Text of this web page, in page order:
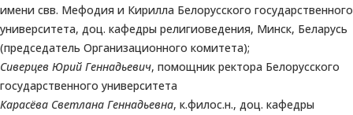
имени свв. Мефодия и Кирилла Белорусского государственного
университета, доц. кафедры религиоведения, Минск, Беларусь
(председатель Организационного комитета);
Сиверцев Юрий Геннадьевич, помощник ректора Белорусского
государственного университета
Карасёва Светлана Геннадьевна, к.филос.н., доц. кафедры